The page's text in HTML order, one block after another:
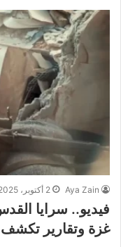
Aya Zain 2 أكتوبر، 2025
فيديو.. سرايا
غزة وتقارير